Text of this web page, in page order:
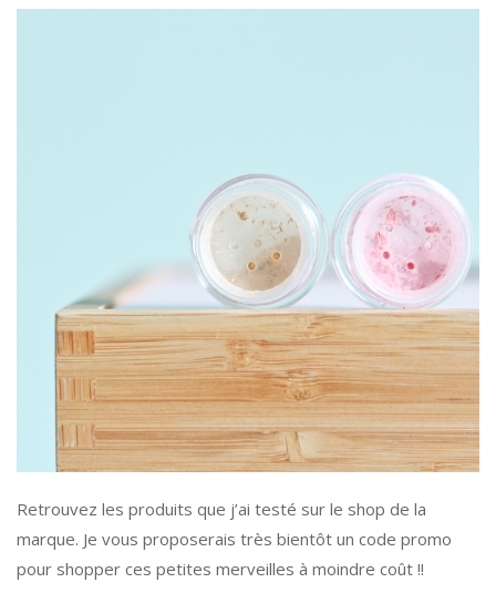
Retrouvez les produits que j’ai testé sur le shop de la
marque. Je vous proposerais très bientôt un code promo
pour shopper ces petites merveilles à moindre coût !!